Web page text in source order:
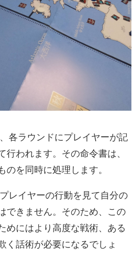
各ラウンドにプレイヤーが記
行われます。その命令書は、
のを同時に処理します。
レイヤーの行動を見て自分の
できません。そのため、この
めにはより高度な戦術、ある
く話術が必要になるでしょ